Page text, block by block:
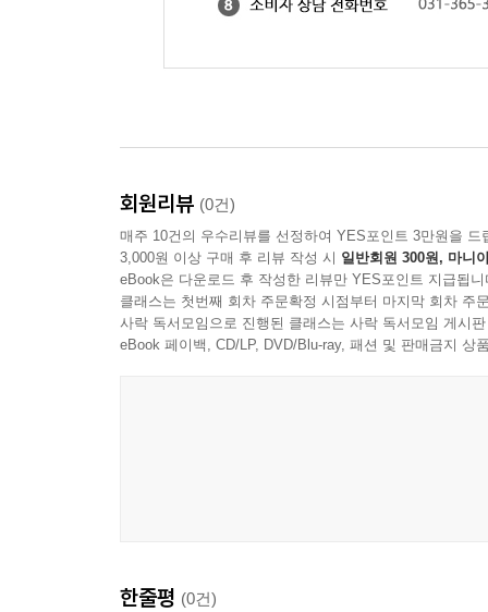
회원리뷰 (0건)
매주 10건의 우수리뷰를 선정하여 YES포인트 3만원을 드
3,000원 이상 구매 후 리뷰 작성 시 일반회원 300원, 마니
eBook은 다운로드 후 작성한 리뷰만 YES포인트 지급됩니
클래스는 첫번째 회차 주문확정 시점부터 마지막 회차 주
사락 독서모임으로 진행된 클래스는 사락 독서모임 게시
eBook 페이백, CD/LP, DVD/Blu-ray, 패션 및 판매금지 상
한줄평 (0건)